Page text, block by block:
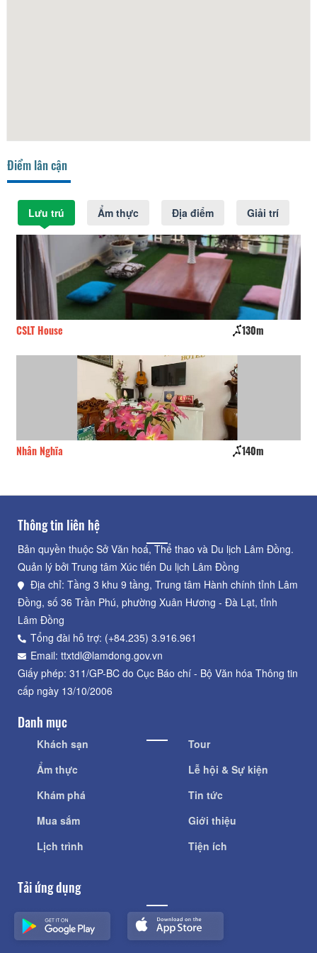
Điểm lân cận
Lưu trú Ẩm thực Địa điểm Giải trí
CSLT House 130m
Nhân Nghĩa 140m
Thông tin liên hệ
Bản quyền thuộc Sở Văn hoá, Thể thao và Du lịch Lâm Đồng.
Quản lý bởi Trung tâm Xúc tiến Du lịch Lâm Đồng
Địa chỉ: Tầng 3 khu 9 tầng, Trung tâm Hành chính tỉnh Lâm
Đồng, số 36 Trần Phú, phường Xuân Hương - Đà Lạt, tỉnh
Lâm Đồng
Tổng đài hỗ trợ: (+84.235) 3.916.961
Email: ttxtdl@lamdong.gov.vn
Giấy phép: 311/GP-BC do Cục Báo chí - Bộ Văn hóa Thông tin
cấp ngày 13/10/2006
Danh mục
Khách sạn
Ẩm thực
Khám phá
Mua sắm
Lịch trình
Tour
Lễ hội & Sự kiện
Tin tức
Giới thiệu
Tiện ích
Tải ứng dụng